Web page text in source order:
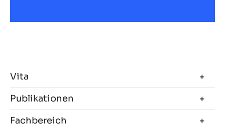
Vita
Publikationen
Fachbereich